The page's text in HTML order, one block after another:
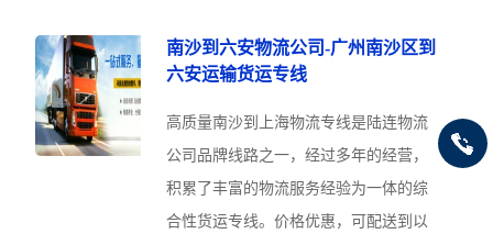
南沙到六安物流公司-广州南沙区到
六安运输货运专线
高质量南沙到上海物流专线是陆连物流
公司品牌线路之一，经过多年的经营，
积累了丰富的物流服务经验为一体的综
合性货运专线。价格优惠，可配送到以